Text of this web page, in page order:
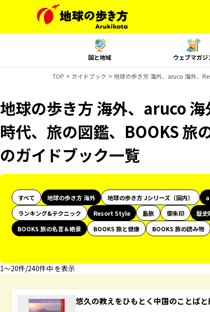
国と地域 ウェブマガジ
TOP ガイドブック 地球の歩き方 海外、aruco 海外、
地球の歩き方 海外、aruco
時代、旅の図鑑、BOOKS 旅
のガイドブック一覧
すべて 地球の歩き方 海外 地球の歩き方 Jシリーズ（国内）
ランキング&テクニック
Resort Style 島旅 御朱印 歴史
BOOKS 旅の名言＆絶景
BOOKS 旅と健康 BOOKS 旅の読み物
1〜20件/240件中 を表示
悠久の教えをひもとく中国のことばと